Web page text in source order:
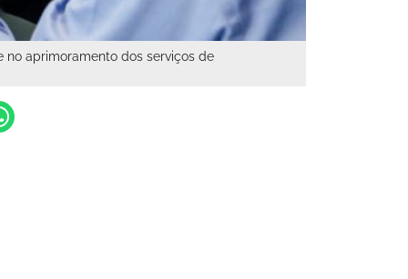
no aprimoramento dos serviços de